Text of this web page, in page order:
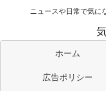
ニュースや日常で気に
ホーム
広告ポリシー